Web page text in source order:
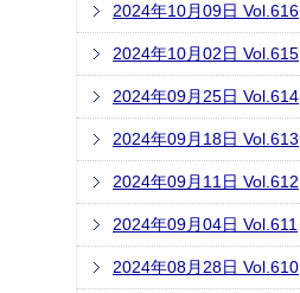
2024年10月09日 Vol.616
2024年10月02日 Vol.615
2024年09月25日 Vol.614
2024年09月18日 Vol.613
2024年09月11日 Vol.612
2024年09月04日 Vol.611
2024年08月28日 Vol.610